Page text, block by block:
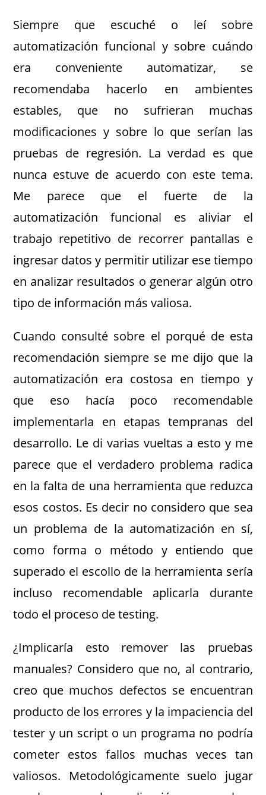
Siempre que escuché o leí sobre
automatización funcional y sobre cuándo
era conveniente automatizar, se
recomendaba hacerlo en ambientes
estables, que no sufrieran muchas
modificaciones y sobre lo que serían las
pruebas de regresión. La verdad es que
nunca estuve de acuerdo con este tema.
Me parece que el fuerte de la
automatización funcional es aliviar el
trabajo repetitivo de recorrer pantallas e
ingresar datos y permitir utilizar ese tiempo
en analizar resultados o generar algún otro
tipo de información más valiosa.
Cuando consulté sobre el porqué de esta
recomendación siempre se me dijo que la
automatización era costosa en tiempo y
que eso hacía poco recomendable
implementarla en etapas tempranas del
desarrollo. Le di varias vueltas a esto y me
parece que el verdadero problema radica
en la falta de una herramienta que reduzca
esos costos. Es decir no considero que sea
un problema de la automatización en sí,
como forma o método y entiendo que
superado el escollo de la herramienta sería
incluso recomendable aplicarla durante
todo el proceso de testing.
¿Implicaría esto remover las pruebas
manuales? Considero que no, al contrario,
creo que muchos defectos se encuentran
producto de los errores y la impaciencia del
tester y un script o un programa no podría
cometer estos fallos muchas veces tan
valiosos. Metodológicamente suelo jugar